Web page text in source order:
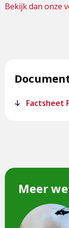
Bekijk dan onze
Factsheet
Meer